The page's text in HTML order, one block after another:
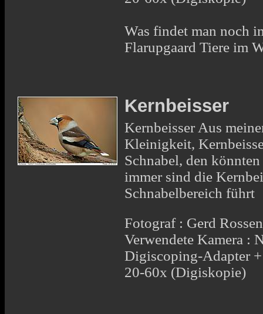
Was findet man noch
Flarupgaard Tiere im
Kernbeisser
Kernbeisser Aus
Kleinigkeit,
Schnabel, den
immer sind die
Schnabelbereich führt
Fotograf : Gerd Rossen
Verwendete Kamera :
Digiscoping-Adapter
20-60x (Digiskopie)